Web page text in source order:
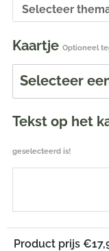
Kaartje Optioneel
Selecteer
Tekst op het
geselecteerd is!
Product prijs €